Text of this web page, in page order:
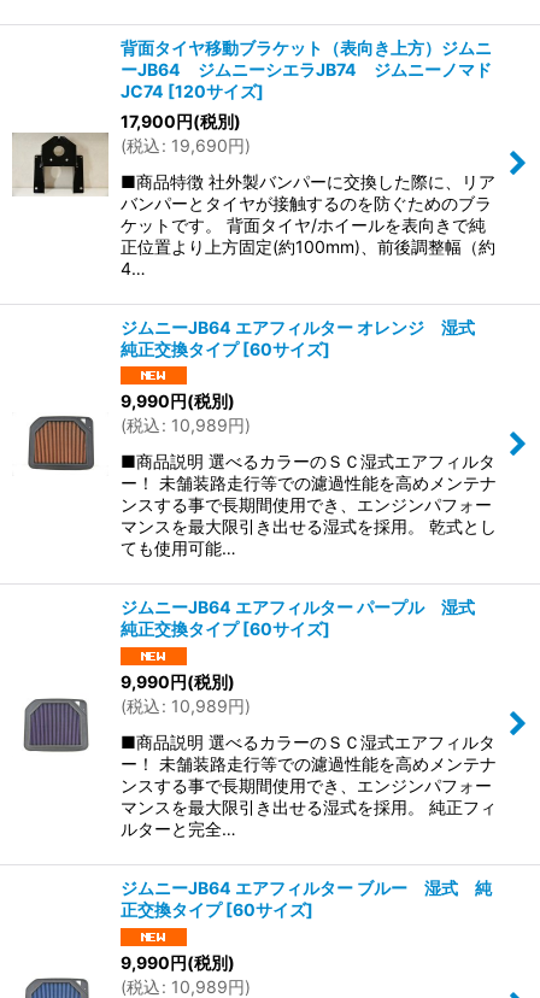
背面タイヤ移動ブラケット（表向き上方）ジムニ
ーJB64 ジムニーシエラJB74 ジムニーノマド
JC74 [120サイズ]
17,900円(税別)
(税込: 19,690円)
■商品特徴 社外製バンパーに交換した際に、リア
バンパーとタイヤが接触するのを防ぐためのブラ
ケットです。 背面タイヤ/ホイールを表向きで純
正位置より上方固定(約100mm)、前後調整幅（約
4…
ジムニーJB64 エアフィルター オレンジ 湿式
純正交換タイプ [60サイズ]
9,990円(税別)
(税込: 10,989円)
■商品説明 選べるカラーのＳＣ湿式エアフィルタ
ー！ 未舗装路走行等での濾過性能を高めメンテナ
ンスする事で長期間使用でき、エンジンパフォー
マンスを最大限引き出せる湿式を採用。 乾式とし
ても使用可能…
ジムニーJB64 エアフィルター パープル 湿式
純正交換タイプ [60サイズ]
9,990円(税別)
(税込: 10,989円)
■商品説明 選べるカラーのＳＣ湿式エアフィルタ
ー！ 未舗装路走行等での濾過性能を高めメンテナ
ンスする事で長期間使用でき、エンジンパフォー
マンスを最大限引き出せる湿式を採用。 純正フィ
ルターと完全…
ジムニーJB64 エアフィルター ブルー 湿式 純
正交換タイプ [60サイズ]
9,990円(税別)
(税込: 10,989円)